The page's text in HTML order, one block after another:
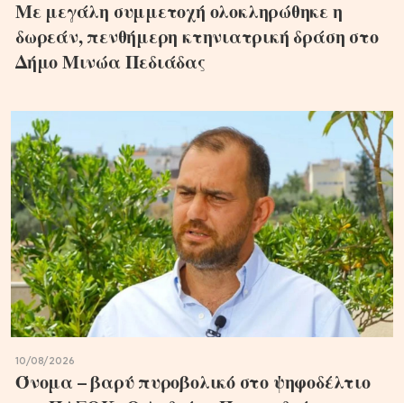
Με μεγάλη συμμετοχή ολοκληρώθηκε η
δωρεάν, πενθήμερη κτηνιατρική δράση στο
Δήμο Μινώα Πεδιάδας
10/08/2026
Όνομα – βαρύ πυροβολικό στο ψηφοδέλτιο